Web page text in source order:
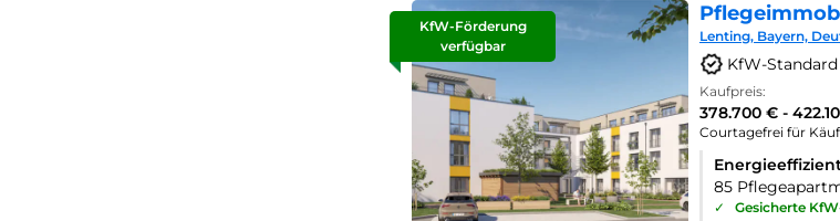
KfW-Förderung
verfügbar
Lenting, Bayern,
KfW-Standard
Kaufpreis:
378.700 € -
Courtagefrei für
85
✓
Gesicherte